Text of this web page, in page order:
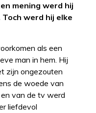
mening werd hij
werd hij elke
als een
man in hem. Hij
zijn ongezouten
de woede van
van de tv werd
liefdevol